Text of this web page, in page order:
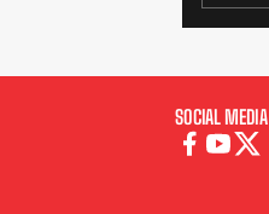
SOCIAL MEDIA